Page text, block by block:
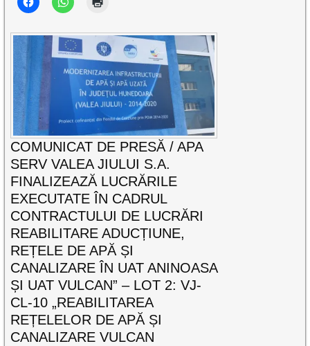
COMUNICAT DE PRESĂ / APA
SERV VALEA JIULUI S.A.
FINALIZEAZĂ LUCRĂRILE
EXECUTATE ÎN CADRUL
CONTRACTULUI DE LUCRĂRI
REABILITARE ADUCȚIUNE,
REȚELE DE APĂ ȘI
CANALIZARE ÎN UAT ANINOASA
ȘI UAT VULCAN” – LOT 2: VJ-
CL-10 „REABILITAREA
REȚELELOR DE APĂ ȘI
CANALIZARE VULCAN